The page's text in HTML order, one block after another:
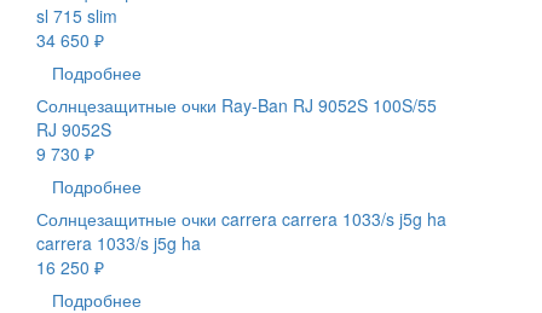
sl 715 slim
34 650 ₽
Подробнее
Солнцезащитные очки Ray-Ban RJ 9052S 100S/55
RJ 9052S
9 730 ₽
Подробнее
Солнцезащитные очки carrera carrera 1033/s j5g ha
carrera 1033/s j5g ha
16 250 ₽
Подробнее